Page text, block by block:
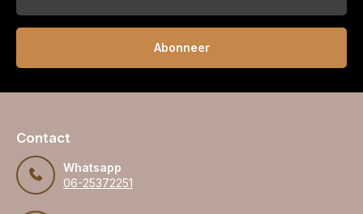
Abonneer
Contact
Whatsapp
06-25372251